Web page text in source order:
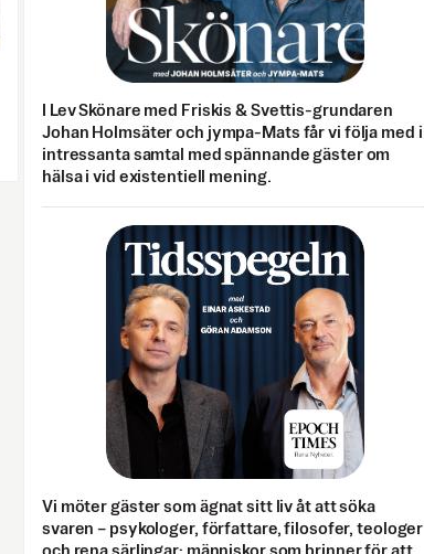
I Lev Skönare med Friskis & Svettis-grundaren
Johan Holmsäter och jympa-Mats får vi följa med i
intressanta samtal med spännande gäster om
hälsa i vid existentiell mening.
Vi möter gäster som ägnat sitt liv åt att söka
svaren – psykologer, författare, filosofer, teologer